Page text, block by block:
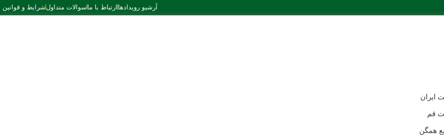
آرشیو رویدادها ارتباط با ما سوالات متداول شرایط و قوانین
ایران
قم
همگن